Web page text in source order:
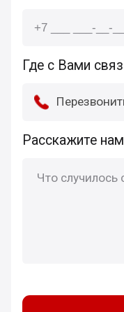
Где с Вами
Расскажите